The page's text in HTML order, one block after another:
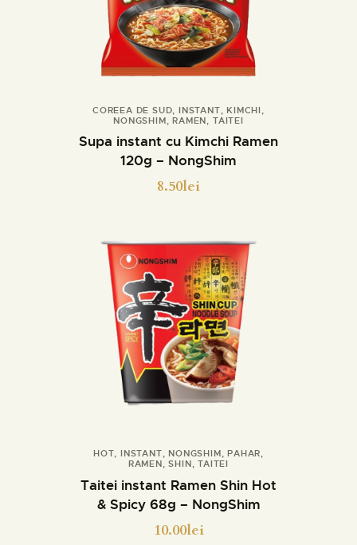
COREEA DE SUD ,INSTANT KIMCHI
NONGSHIM ,RAMEN TAITEI
Supa instant cu Kimchi Ramen
120g – NongShim
8.50lei
HOT, INSTANT, NONGSHIM,PAHAR,
RAMEN,SHIN,TAITEI
Taitei instant Ramen Shin Hot
& Spicy 68g – NongShim
10.00lei